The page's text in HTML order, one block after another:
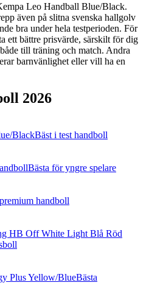
Leo Handball Blue/Black.
även på slitna svenska hallgolv
bra under hela testperioden. För
ett bättre prisvärde, särskilt för dig
till träning och match. Andra
barnvänlighet eller vill ha en
2026
BlackBäst i test handboll
Bästa för yngre spelare
handboll
HB Off White Light Blå Röd
Plus Yellow/BlueBästa